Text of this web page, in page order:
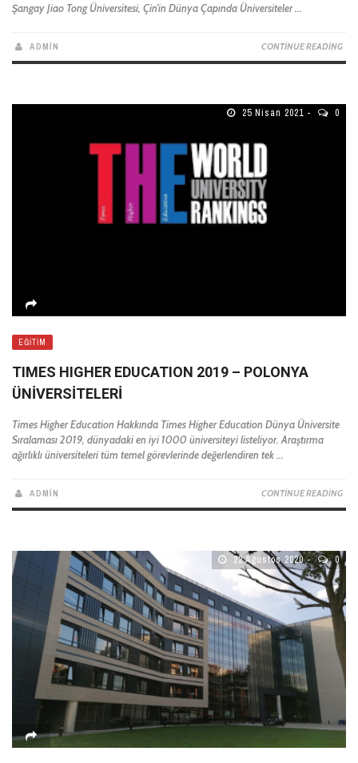
Şangay Jiao Tong Üniversitesi, Çin’in Dünya Çapında Üniversiteler ...
ADMIN CONTINUE READING
25 Nisan 2021 0
EĞITIM
TIMES HIGHER EDUCATION 2019 – POLONYA
ÜNIVERSITELERI
Times Higher Education Hakkında Times Higher Education Dünya Üniversite
Sıralaması 2019, dünyadaki en iyi 1000 üniversiteyi listeliyor. Araştırma
ağırlıklı üniversiteleri tüm temel görevlerinde değerlendiren tek ...
ADMIN CONTINUE READING
22 Ağustos 2020 0